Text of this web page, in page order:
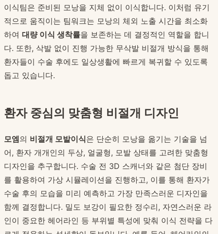
이식팀은 준비된 모낭을 지체 없이 이식합니다. 이처럼 유기
적으로 움직이는 팀워크는 모낭의 체외 노출 시간을 최소화
하여 대량 이식 생착률을 보존하는 데 결정적인 역할을 합니
다. 또한, 삭발 없이 진행 가능한 무삭발 비절개 방식을 통해
환자들이 수술 후에도 일상생활에 빠르게 복귀할 수 있도록
돕고 있습니다.
환자 중심의 맞춤형 비절개 디자인
모엠의 비절개 모발이식은 단순히 모낭을 옮기는 기술을 넘
어, 환자 개개인의 두상, 얼굴형, 모발 상태를 고려한 맞춤형
디자인을 추구합니다. 수술 전 3D 스캐너와 같은 첨단 장비
를 활용하여 가상 시뮬레이션을 진행하고, 이를 통해 환자가
수술 후의 모습을 미리 예측하고 가장 만족스러운 디자인을
함께 결정합니다. 밀도 보강이 필요한 정수리, 자연스러운 라
인이 중요한 헤어라인 등 부위별 특성에 맞춰 이식 전략을 다